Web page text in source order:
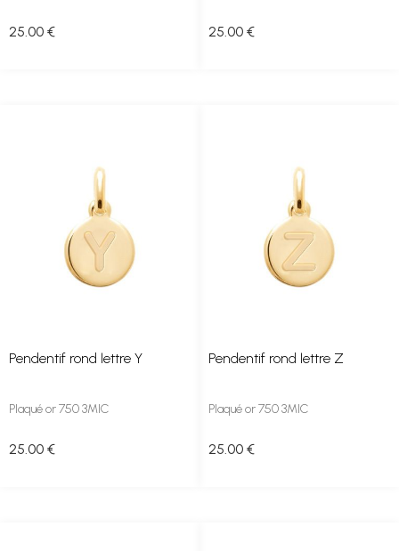
25 .00 € 25 .00 €
Pendentif rond lettre Y
Plaqué or 750 3MIC
25 .00 €
Pendentif rond lettre Z
Plaqué or 750 3MIC
25 .00 €